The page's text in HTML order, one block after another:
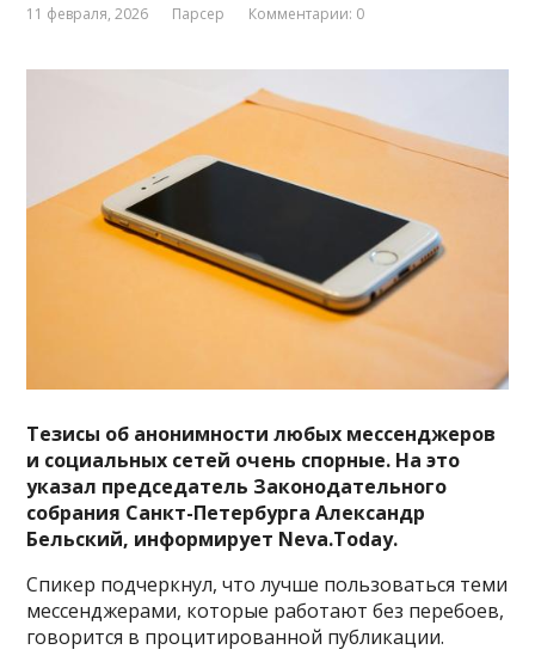
11 февраля, 2026 Парсер Комментарии: 0
Тезисы об анонимности любых мессенджеров
и социальных сетей очень спорные. На это
указал председатель Законодательного
собрания Санкт-Петербурга Александр
Бельский, информирует Neva.Today.
Спикер подчеркнул, что лучше пользоваться теми
мессенджерами, которые работают без перебоев,
говорится в процитированной публикации.